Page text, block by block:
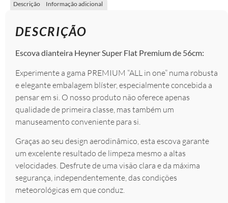
Descrição Informação adicional
DESCRIÇÃO
Escova dianteira Heyner Super Flat Premium de 56cm:
Experimente a gama PREMIUM “ALL in one” numa robusta
e elegante embalagem blíster, especialmente concebida a
pensar em si. O nosso produto não oferece apenas
qualidade de primeira classe, mas também um
manuseamento conveniente para si.
Graças ao seu design aerodinâmico, esta escova garante
um excelente resultado de limpeza mesmo a altas
velocidades. Desfrute de uma visão clara e da máxima
segurança, independentemente, das condições
meteorológicas em que conduz.